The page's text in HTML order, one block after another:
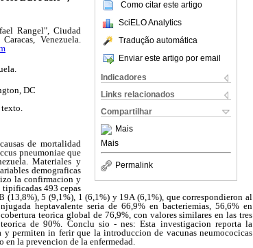
Como citar este artigo
SciELO Analytics
Tradução automática
Enviar este artigo por email
Indicadores
Links relacionados
Compartilhar
Mais
Mais
Permalink
Rangel", Ciudad
Venezuela.
DC
de mortalidad
pneumoniae que
Materiales y
demograficas
la confirmacion y
493 cepas
(13,8%), 5 (9,1%), 1 (6,1%) y 19A (6,1%), que correspondieron al
heptavalente seria de 66,9% en bacteriemias, 56,6% en
teorica global de 76,9%, con valores similares en las tres
de 90%. Conclu sio - nes: Esta investigacion reporta la
permiten in ferir que la introduccion de vacunas neumococicas
la prevencion de la enfermedad.